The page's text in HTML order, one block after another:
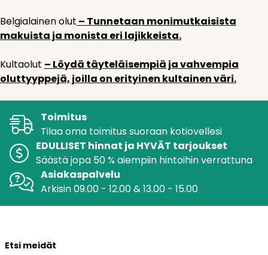
Belgialainen olut – Tunnetaan monimutkaisista
makuista ja monista eri lajikkeista.
Kultaolut – Löydä täyteläisempiä ja vahvempia
oluttyyppejä, joilla on erityinen kultainen väri.
Toimitus
Tilaa oma toimitus suoraan kotiovellesi
EDULLISET hinnat ja HYVÄT tarjoukset
Säästä jopa 50 % aiempiin hintoihin verrattuna
Asiakaspalvelu
Arkisin 09.00 - 12.00 & 13.00 - 15.00
Etsi meidät